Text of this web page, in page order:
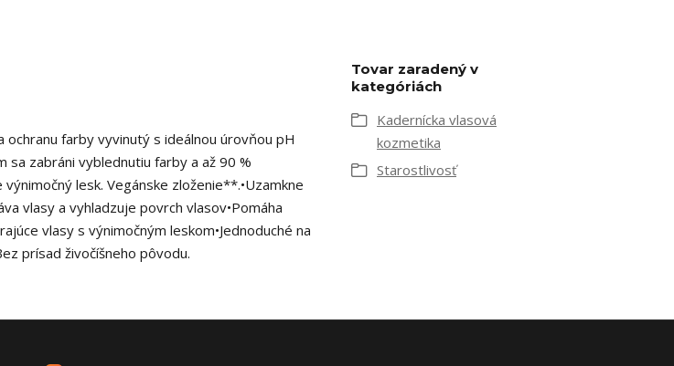
ochranu farby vyvinutý s ideálnou úrovňou pH
sa zabráni vyblednutiu farby a až 90 %
lesk. Vegánske zloženie**.•Uzamkne
vlasy a vyhladzuje povrch vlasov•Pomáha
vlasy s výnimočným leskom•Jednoduché na
prísad živočíšneho pôvodu.
Tovar zaradený v
kategóriách
Kadernícka vlasová
kozmetika
Starostlivosť